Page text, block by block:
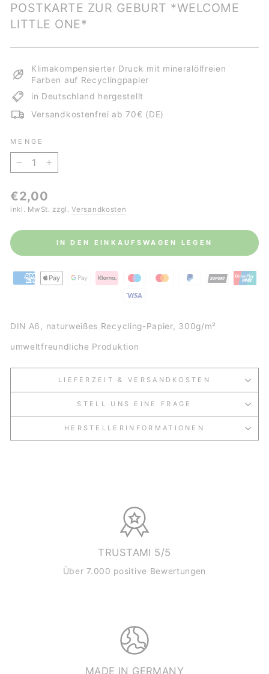
POSTKARTE ZUR GEBURT *WELCOME
LITTLE ONE*
Klimakompensierter Druck mit mineralölfreien
Farben auf Recyclingpapier
in Deutschland hergestellt
Versandkostenfrei ab 70€ (DE)
MENGE
Normaler
Preis
€2,00
inkl. MwSt. zzgl.Versandkosten
IN DEN EINKAUFSWAGEN LEGEN
DIN A6, naturweißes Recycling-Papier, 300g/m²
umweltfreundliche Produktion
LIEFERZEIT & VERSANDKOSTEN
STELL UNS EINE FRAGE
HERSTELLERINFORMATIONEN
TRUSTAMI 5/5
Über 7.000 positive Bewertungen
MADE IN GERMANY